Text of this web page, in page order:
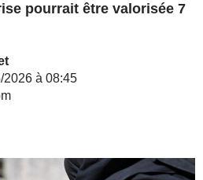
pourrait être valorisée 7
2026 à 08:45